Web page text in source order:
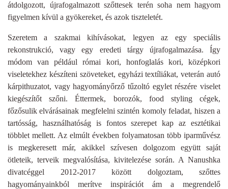
átdolgozott, újrafogalmazott szőttesek terén soha nem hagyom
figyelmen kívül a gyökereket, és azok tiszteletét.
Szeretem a szakmai kihívásokat, legyen az egy speciális
rekonstrukció, vagy egy eredeti tárgy újrafogalmazása. Így
módom van például római kori, honfoglalás kori, középkori
viseletekhez készíteni szöveteket, egyházi textíliákat, veterán autó
kárpithuzatot, vagy hagyományőrző tűzoltó egylet részére viselet
kiegészítőt szőni. Éttermek, borozók, food styling cégek,
főzősulik elvárásainak megfelelni szintén komoly feladat, hiszen a
tartósság, használhatóság is fontos szerepet kap az esztétikai
többlet mellett. Az elmúlt években folyamatosan több iparművész
is megkeresett már, akikkel szívesen dolgozom együtt saját
ötleteik, terveik megvalósítása, kivitelezése során. A Nanushka
divatcéggel 2012-2017 között dolgoztam, szőttes
hagyományainkból merítve inspirációt ám a megrendelő